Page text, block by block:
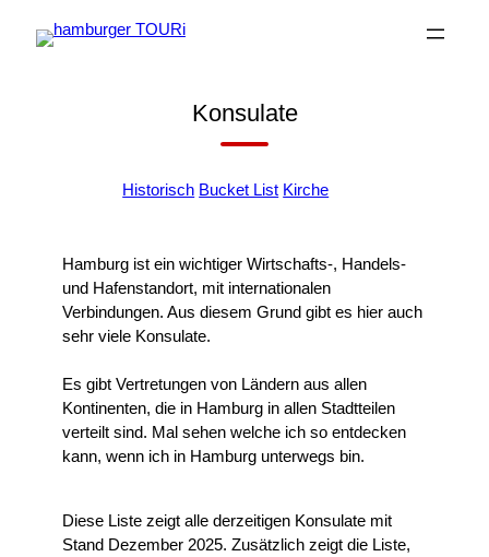
Inhalt
Konsulate
Historisch Bucket List Kirche
Hamburg ist ein wichtiger Wirtschafts-, Handels-
und Hafenstandort, mit internationalen
Verbindungen. Aus diesem Grund gibt es hier auch
sehr viele Konsulate.
Es gibt Vertretungen von Ländern aus allen
Kontinenten, die in Hamburg in allen Stadtteilen
verteilt sind. Mal sehen welche ich so entdecken
kann, wenn ich in Hamburg unterwegs bin.
Diese Liste zeigt alle derzeitigen Konsulate mit
Stand Dezember 2025. Zusätzlich zeigt die Liste,